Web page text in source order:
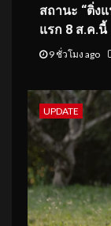
สถานะ “ติ่ง
แรก 8 ส.ค.นี้
9 ชั่วโมง ago
UPDATE